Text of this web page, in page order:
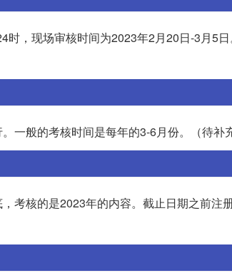
，现场审核时间为2023年2月20日-3月5
一般的考核时间是每年的3-6月份。（待补
考核的是2023年的内容。截止日期之前注